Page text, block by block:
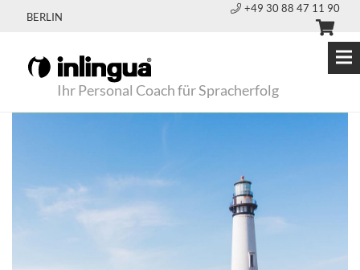
BERLIN
+49 30 88 47 11 90
Ihr Personal Coach für Spracherfolg